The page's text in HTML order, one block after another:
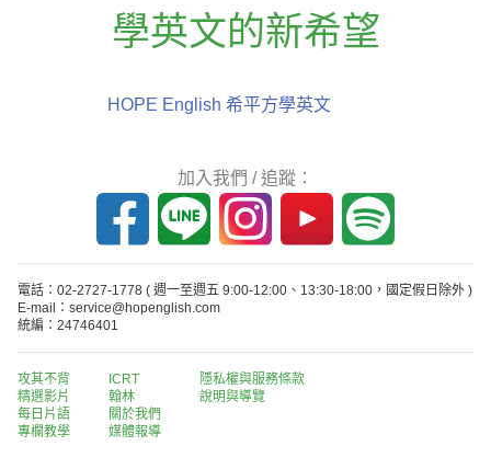
學英文的新希望
HOPE English 希平方學英文
加入我們 / 追蹤：
電話：02-2727-1778 ( 週一至週五 9:00-12:00、13:30-18:00，國定假日除外 )
E-mail：service@hopenglish.com
統編：24746401
攻其不背
精選影片
每日片語
專欄教學
ICRT
翰林
關於我們
媒體報導
隱私權與服務條款
說明與導覽